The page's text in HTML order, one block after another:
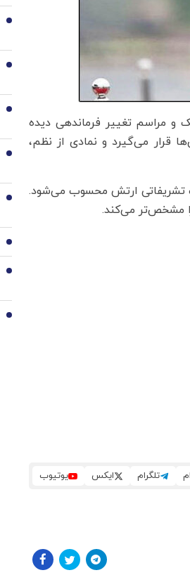
و مراسم تغییر فرماندهی دیده
قرار می‌گیرد و نمادی از نظم،
تشریفاتی ارتش محسوب می‌شود.
مشخص‌تر می‌کند.
تلگرام ایکس یوتیوب
3
4
5
6
7
8
9
10